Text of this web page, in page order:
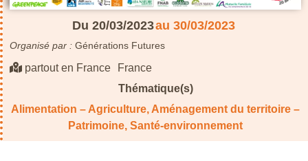
Du 20/03/2023au 30/03/2023
Organisé par : Générations Futures
partout en France
France
Thématique(s)
Alimentation – Agriculture, Aménagement du territoire –
Patrimoine, Santé-environnement